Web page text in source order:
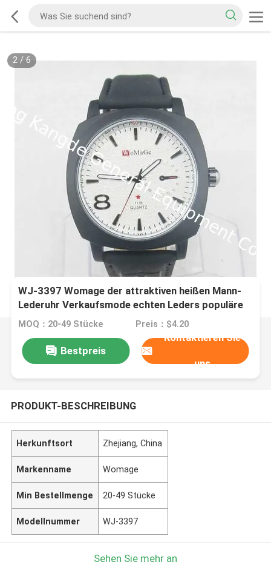
2/ 6
WJ-3397 Womage der attraktiven heißen Mann-
Lederuhr Verkaufsmode echten Leders populäre
MOQ：20-49 Stücke Preis：$4.20
Bestpreis
Kontaktieren Sie
uns
PRODUKT-BESCHREIBUNG
Herkunftsort Zhejiang, China
Markenname Womage
Min Bestellmenge 20-49 Stücke
Modellnummer WJ-3397
Sehen Sie mehr an